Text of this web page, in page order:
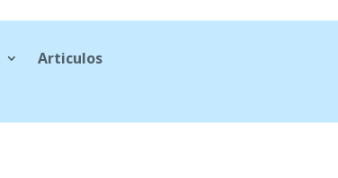
Articulos